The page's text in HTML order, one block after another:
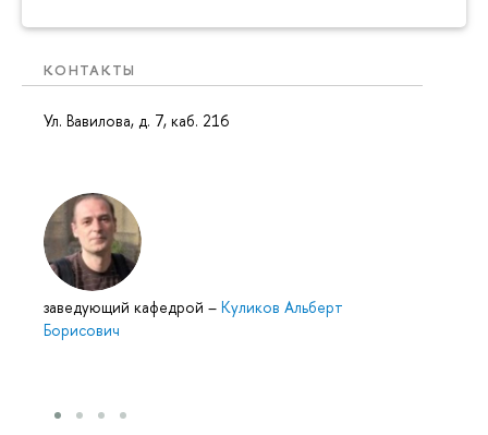
КОНТАКТЫ
Ул. Вавилова, д. 7, каб. 216
заведующий кафедрой – Куликов Альберт
Борисович